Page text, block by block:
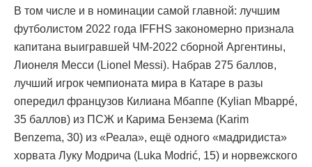
В том числе и в номинации самой главной: лучшим
футболистом 2022 года IFFHS закономерно признала
капитана выигравшей ЧМ-2022 сборной Аргентины,
Лионеля Месси (Lionel Messi). Набрав 275 баллов,
лучший игрок чемпионата мира в Катаре в разы
опередил французов Килиана Мбаппе (Kylian Mbappé,
35 баллов) из ПСЖ и Карима Бензема (Karim
Benzema, 30) из «Реала», ещё одного «мадридиста»
хорвата Луку Модрича (Luka Modrić, 15) и норвежского